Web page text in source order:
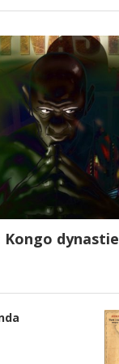
Kongo dynastie